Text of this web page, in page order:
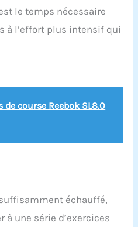
exercices en série,
et les exercices de
et respectueux
Caps protègent la
le temps nécessaire
à l’effort plus intensif qui
de course Reebok SL8.0
échauffé,
à une série d’exercices